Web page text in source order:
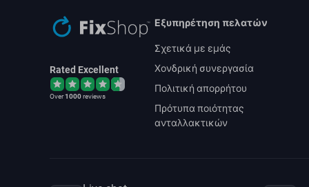
Rated Excellent
Over1000reviews
Εξυπηρέτηση πελατών
Σχετικά με εμάς
Χονδρική συνεργασία
Πολιτική απορρήτου
Πρότυπα ποιότητας
ανταλλακτικών